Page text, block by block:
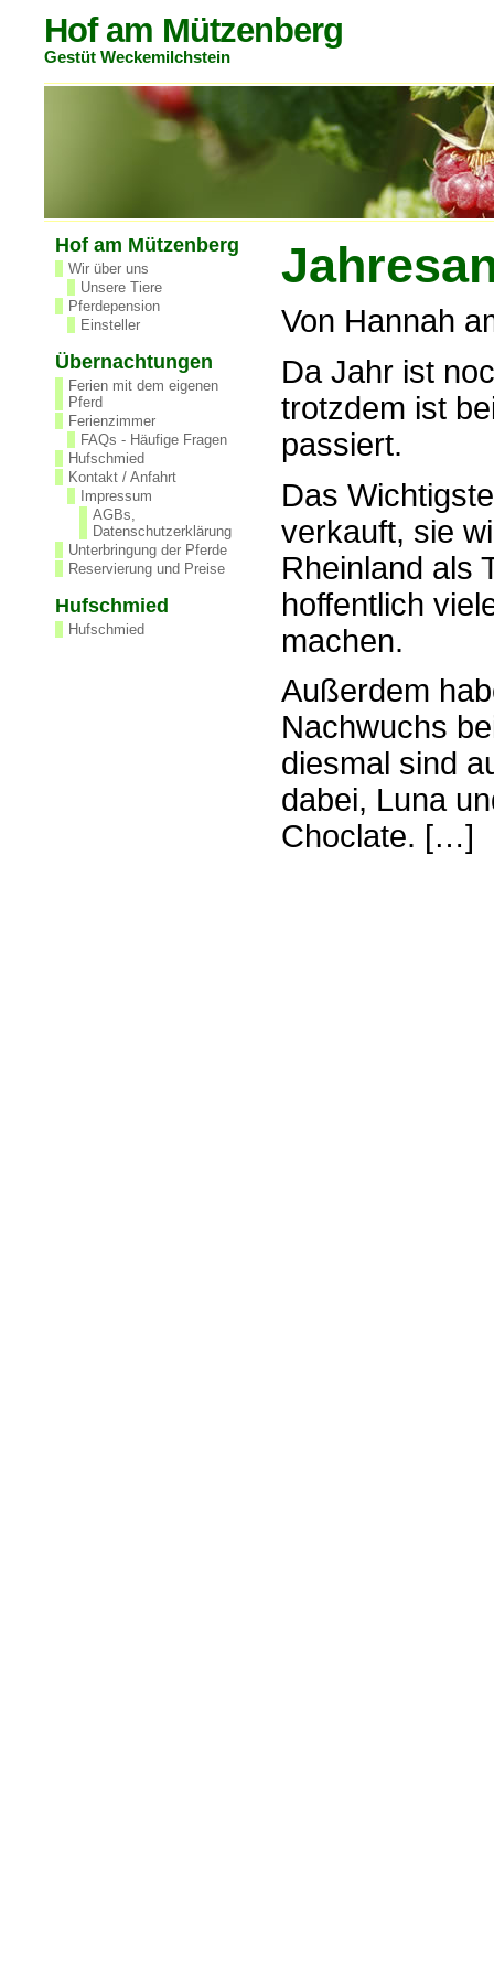
Hof am Mützenberg
Gestüt Weckemilchstein
Hof am Mützenberg
Wir über uns
Unsere Tiere
Pferdepension
Einsteller
Übernachtungen
Ferien mit dem eigenen
Pferd
Ferienzimmer
FAQs - Häufige Fragen
Hufschmied
Kontakt / Anfahrt
Impressum
AGBs,
Datenschutzerklärung
Unterbringung der Pferde
Reservierung und Preise
Hufschmied
Hufschmied
Von Hannah
Da Jahr ist
trotzdem ist
passiert.
Das
verkauft, sie
Rheinland als
hoffentlich
machen.
Außerdem
Nachwuchs
diesmal sind
dabei, Luna
Choclate. […]